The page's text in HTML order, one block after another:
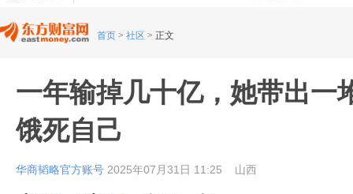
首页 > 社区 > 正文
一年输掉几十亿，她带出一
饿死自己
华商韬略官方账号 2025年07月31日 11:25 山西